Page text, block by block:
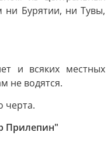
ни Бурятии, ни Тувы,
и всяких местных
не водятся.
черта.
Прилепин"